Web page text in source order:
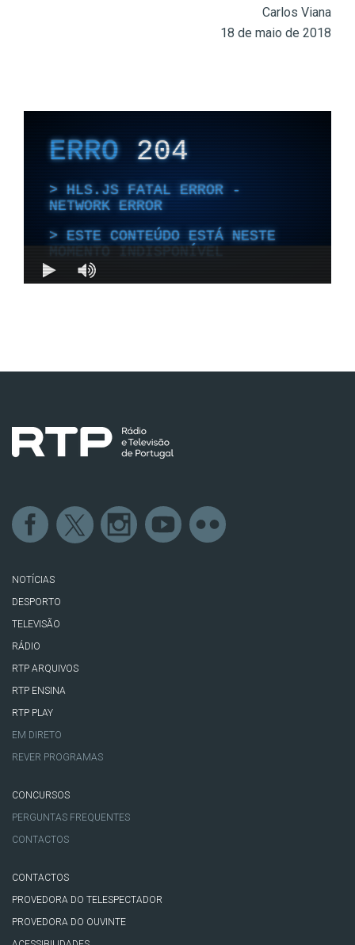
Carlos Viana
18 de maio de 2018
NOTÍCIAS
DESPORTO
TELEVISÃO
RÁDIO
RTP ARQUIVOS
RTP ENSINA
RTP PLAY
EM DIRETO
REVER PROGRAMAS
CONCURSOS
PERGUNTAS FREQUENTES
CONTACTOS
CONTACTOS
PROVEDORA DO TELESPECTADOR
PROVEDORA DO OUVINTE